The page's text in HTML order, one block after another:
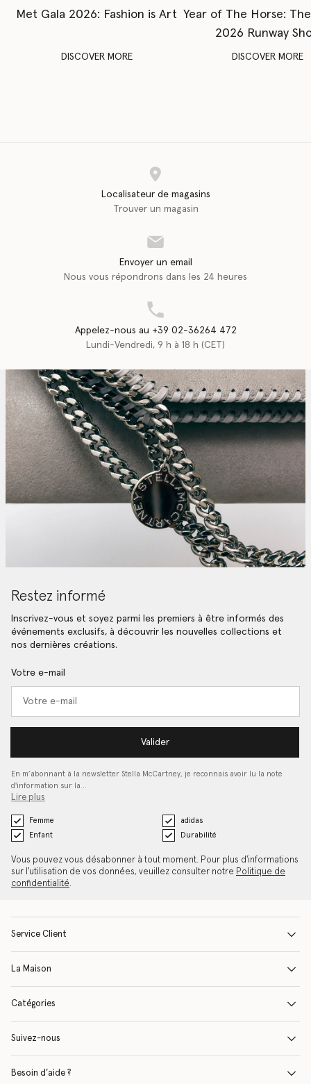
Met Gala 2026: Fashion is Art
DISCOVER MORE
Year of The Horse:
2026 Runway
DISCOVER MORE
Localisateur de magasins
Trouver un magasin
Envoyer un email
Nous vous répondrons dans les 24 heures
Appelez-nous au +39 02-36264 472
Lundi-Vendredi, 9 h à 18 h (CET)
Restez informé
Inscrivez-vous et soyez parmi les premiers à être informés des
événements exclusifs, à découvrir les nouvelles collections et
nos dernières créations.
Votre e-mail
Valider
En m’abonnant à la newsletter Stella McCartney, je reconnais avoir lu la note
d'information sur la…
Lire plus
Femme
adidas
Enfant
Durabilité
Vous pouvez vous désabonner à tout moment. Pour plus d'informations
sur l'utilisation de vos données, veuillez consulter notre Politique de
confidentialité.
Service Client
La Maison
Catégories
Suivez-nous
Besoin d’aide ?